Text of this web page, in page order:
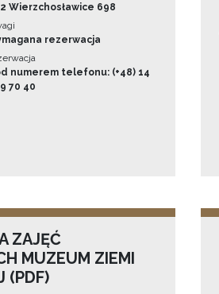
Wierzchosławice 698
rezerwacja
numerem telefonu: (+48) 14
70 40
ZAJĘĆ
MUZEUM ZIEMI
(PDF)